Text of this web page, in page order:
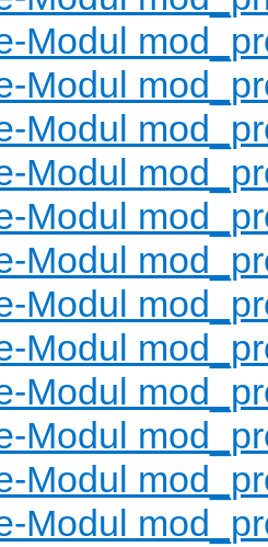
Modul
Modul
Modul
Modul
Modul
Modul
Modul
Modul
Modul
Modul
Modul
Modul